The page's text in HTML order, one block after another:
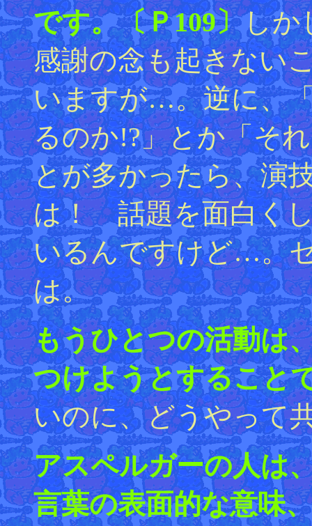
です。〔Ｐ109〕しか
感謝の念も起きない
いますが…。逆に、
るのか!?」とか「そ
とが多かったら、演
は！ 話題を面白く
いるんですけど…。
は。
もうひとつの活動は
つけようとすること
いのに、どうやって
アスペルガーの人は
言葉の表面的な意味